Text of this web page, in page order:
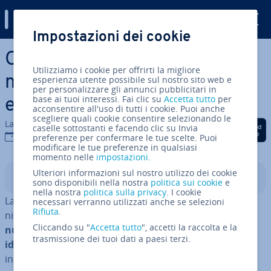
Vai al contenuto prin­ci­pa­le
Clonare il disco rigido: una
mi­gra­zio­ne dei dati rapida ed
ef­fi­cien­te
La redazione di IONOS
18 feb 2021
Condividi via Facebook
Condividi via Twitter
Condividi via
Indice
La clo­na­zio­ne del disco rigido è un buon modo di or­ga­
niz­za­rein modo ef­fi­cien­te gli spo­sta­men­ti su un
nuovo disco. Degli strumenti speciali creano unacopia
identica 1:1di un disco rigido durante la clo­na­zio­ne,
inclusi file nascosti e file at­tual­men­te in uso. Di seguito
Impostazioni dei cookie
Utilizziamo i cookie per offrirti la migliore
esperienza utente possibile sul nostro sito web e
per personalizzare gli annunci pubblicitari in
base ai tuoi interessi. Fai clic suAccetta tutto per
acconsentire all'uso di tutti i cookie. Puoi anche
scegliere quali cookie consentire selezionando le
caselle sottostanti e facendo clic su Invia
preferenze per confermare le tue scelte. Puoi
modificare le tue preferenze in qualsiasi
momento nelle impostazioni.
Ulteriori informazioni sul nostro utilizzo dei cookie
sono disponibili nella nostra politica sui cookie e
nella nostra politica sulla privacy. I cookie
necessari verranno utilizzati anche se selezioni
Rifiuta.
Cliccando su "Accetta tutto", accetti la raccolta e la
trasmissione dei tuoi dati a paesi terzi.